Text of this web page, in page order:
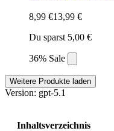
8,99 €13,99 €
Du sparst 5,00 €
36% Sale
Weitere Produkte laden
Version: gpt-5.1
Inhaltsverzeichnis